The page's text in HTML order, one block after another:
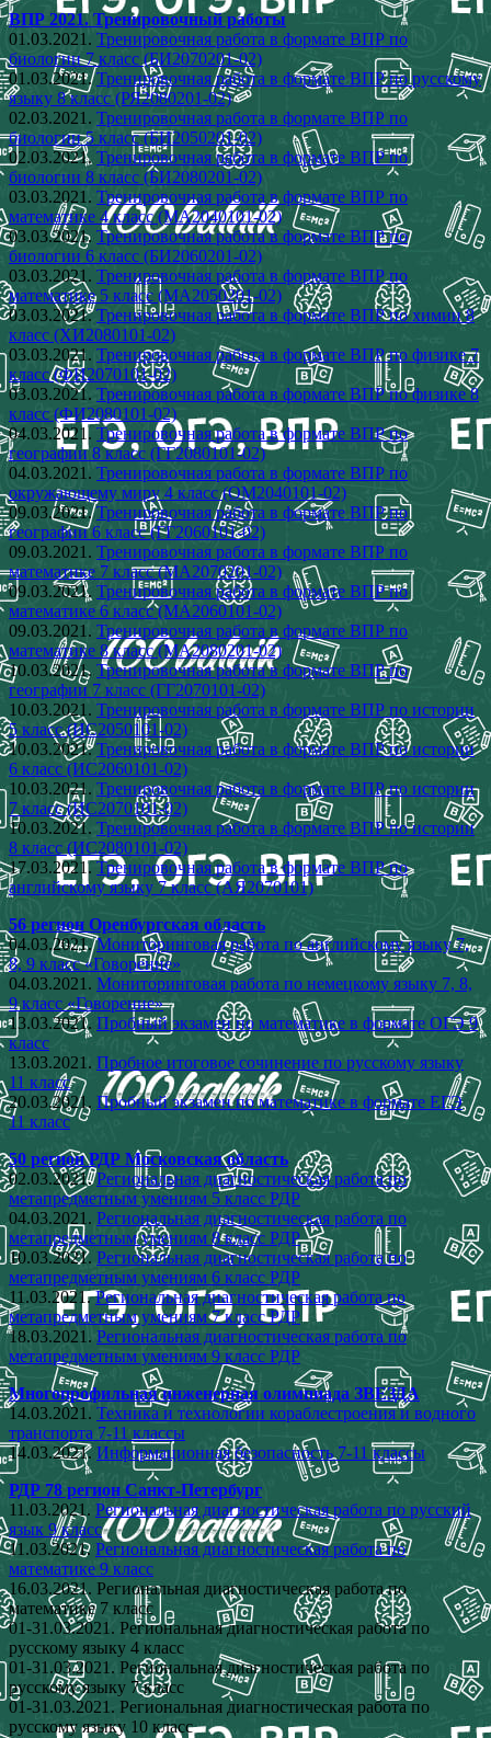
ВПР 2021. Тренировочный работы
01.03.2021. Тренировочная работа в формате ВПР по
биологии 7 класс (БИ2070201-02)
01.03.2021.Тренировочная работа в формате ВПР по русскому
языку 8 класс (РЯ2080201-02)
02.03.2021. Тренировочная работа в формате ВПР по
биологии 5 класс (БИ2050201-02)
02.03.2021. Тренировочная работа в формате ВПР по
биологии 8 класс (БИ2080201-02)
03.03.2021. Тренировочная работа в формате ВПР по
математике 4 класс (МА2040101-02)
03.03.2021.Тренировочная работа в формате ВПР по
биологии 6 класс (БИ2060201-02)
03.03.2021. Тренировочная работа в формате ВПР по
математике 5 класс (МА2050201-02)
03.03.2021.Тренировочная работа в формате ВПР по химии 8
класс (ХИ2080101-02)
03.03.2021. Тренировочная работа в формате ВПР по физике 7
класс (ФИ2070101-02)
03.03.2021. Тренировочная работа в формате ВПР по физике 8
класс (ФИ2080101-02)
04.03.2021. Тренировочная работа в формате ВПР по
географии 8 класс (ГГ2080101-02)
04.03.2021. Тренировочная работа в формате ВПР по
окружающему миру 4 класс (ОМ2040101-02)
09.03.2021.Тренировочная работа в формате ВПР по
географии 6 класс (ГГ2060101-02)
09.03.2021. Тренировочная работа в формате ВПР по
математике 7 класс (МА2070201-02)
09.03.2021. Тренировочная работа в формате ВПР по
математике 6 класс (МА2060101-02)
09.03.2021. Тренировочная работа в формате ВПР по
математике 8 класс (МА2080201-02)
10.03.2021.Тренировочная работа в формате ВПР по
географии 7 класс (ГГ2070101-02)
10.03.2021. Тренировочная работа в формате ВПР по истории
5 класс (ИС2050101-02)
10.03.2021.Тренировочная работа в формате ВПР по истории
6 класс (ИС2060101-02)
10.03.2021. Тренировочная работа в формате ВПР по истории
7 класс (ИС2070101-02)
10.03.2021. Тренировочная работа в формате ВПР по истории
8 класс (ИС2080101-02)
17.03.2021. Тренировочная работа в формате ВПР по
английскому языку 7 класс (АЯ2070101)
56 регион Оренбургская область
04.03.2021.Мониторинговая работа по английскому языку 7,
8, 9 класс «Говорение»
04.03.2021. Мониторинговая работа по немецкому языку 7, 8,
9 класс «Говорение»
13.03.2021.Пробный экзамен по математике в формате ОГЭ 9
класс
13.03.2021. Пробное итоговое сочинение по русскому языку
11 класс
20.03.2021. Пробный экзамен по математике в формате ЕГЭ
11 класс
50 регион РДР Московская область
02.03.2021.Региональная диагностическая работа по
метапредметным умениям 5 класс РДР
04.03.2021. Региональная диагностическая работа по
метапредметным умениям 8 класс РДР
10.03.2021. Региональная диагностическая работа по
метапредметным умениям 6 класс РДР
11.03.2021.Региональная диагностическая работа по
метапредметным умениям 7 класс РДР
18.03.2021. Региональная диагностическая работа по
метапредметным умениям 9 класс РДР
Многопрофильная инженерная олимпиада ЗВЕЗДА
14.03.2021. Техника и технологии кораблестроения и водного
транспорта 7-11 классы
14.03.2021.Информационная безопасность 7-11 классы
РДР 78 регион Санкт-Петербург
11.03.2021. Региональная диагностическая работа по русский
язык 9 класс
11.03.2021.Региональная диагностическая работа по
математике 9 класс
16.03.2021. Региональная диагностическая работа по
математике 7 класс
01-31.03.2021. Региональная диагностическая работа по
русскому языку 4 класс
01-31.03.2021. Региональная диагностическая работа по
русскому языку 7 класс
01-31.03.2021. Региональная диагностическая работа по
русскому языку 10 класс